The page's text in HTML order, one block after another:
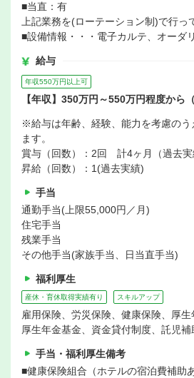
■当直：有
上記業務を(ローテーション制)で行っ
■設備情報・・・電子カルテ、オーダ
給与
年収550万円以上可
【年収】350万円～550万円程度から
※給与は年齢、経験、能力を考慮のう
ます。
賞与（回数）：2回 計4ヶ月（過去実
昇給（回数）：1(過去実績)
手当
通勤手当(上限55,000円／月)
住宅手当
残業手当
その他手当(家族手当、日当直手当)
福利厚生
産休・育休取得実績有り スキルアップ
雇用保険、労災保険、健康保険、厚生
厚生年金基金、資金貸付制度、託児補
手当・福利厚生備考
■健康保険組合（ホテルの宿泊費補助